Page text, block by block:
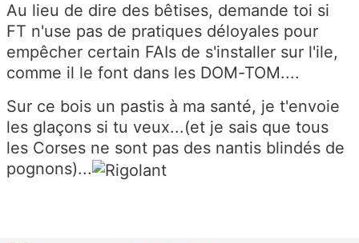
Au lieu de dire des bêtises, demande toi si
FT n'use pas de pratiques déloyales pour
empêcher certain FAIs de s'installer sur l'ile,
comme il le font dans les DOM-TOM....
Sur ce bois un pastis à ma santé, je t'envoie
les glaçons si tu veux...(et je sais que tous
les Corses ne sont pas des nantis blindés de
pognons)...